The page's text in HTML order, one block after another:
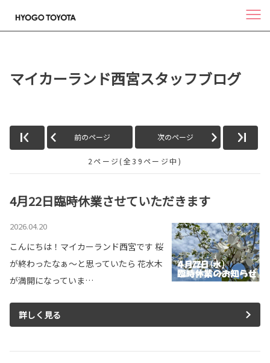
マイカーランド西宮スタッフブログ
前のページ 次のページ
2ページ(全39ページ中)
4月22日臨時休業させていただきます
2026.04.20
こんにちは！マイカーランド西宮です 桜
が終わったなぁ～と思っていたら 花水木
が満開になっていま…
詳しく見る